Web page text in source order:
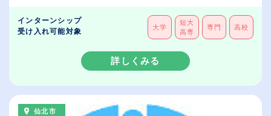
インターンシップ
受け入れ可能対象
大学
短大
高専
専門 高校
詳しくみる
仙北市